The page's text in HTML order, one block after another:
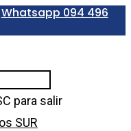
Whatsapp 094 496
para salir